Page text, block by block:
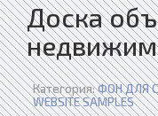
Доска
Категория:ФОН ДЛЯ
WEBSITE SAMPLES